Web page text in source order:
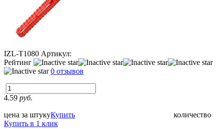
IZL-T1080 Артикул:
Рейтинг
0 отзывов
4.59 руб.
цена за штуку количество
Купить
Купить в 1 клик